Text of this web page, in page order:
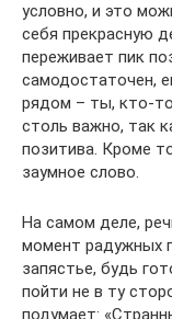
условно, и это
себя прекрасную
переживает пик
самодостаточен,
рядом – ты, кто-
столь важно, так
позитива. Кроме
заумное слово.
На самом деле,
момент радужных
запястье, будь
пойти не в ту
подумает: